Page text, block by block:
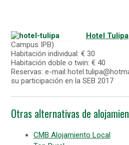
Hotel Tulipa
Campus IPB)
Habitación individual: € 30
Habitación doble o twin: € 40
Reservas: e-mail
su participación en la SEB 2017
Otras alternativas de
CMB Alojamiento Local